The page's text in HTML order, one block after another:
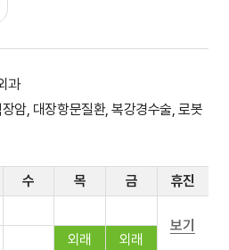
과
암, 대장항문질환, 복강경수술, 로봇
수 목 금
휴진
보기
외래 외래